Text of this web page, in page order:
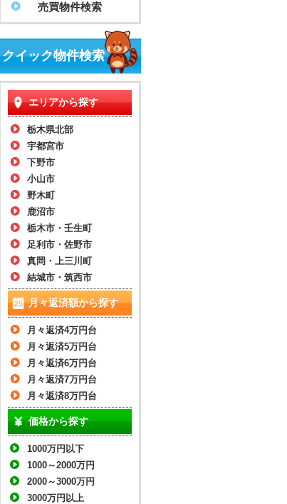
売買物件検索
クイック物件検索
エリアから探す
栃木県北部
宇都宮市
下野市
小山市
野木町
鹿沼市
栃木市・壬生町
足利市・佐野市
真岡・上三川町
結城市・筑西市
月々返済額から探す
月々返済4万円台
月々返済5万円台
月々返済6万円台
月々返済7万円台
月々返済8万円台
価格から探す
1000万円以下
1000～2000万円
2000～3000万円
3000万円以上